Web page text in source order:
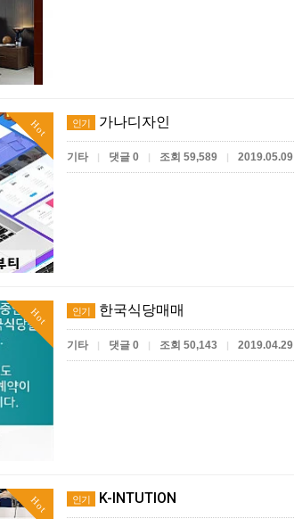
Hot 인기 가나디자인
기타 | 댓글 0 | 조회 59,589 | 2019.05.09
Hot 인기 한국식당매매
기타 | 댓글 0 | 조회 50,143 | 2019.04.29
Hot 인기 K-INTUTION